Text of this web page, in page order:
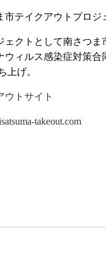
市テイクアウトプロジ
ェクトとして南さつ
ウィルス感染症対策
上げ。
ウトサイト
takeout.com